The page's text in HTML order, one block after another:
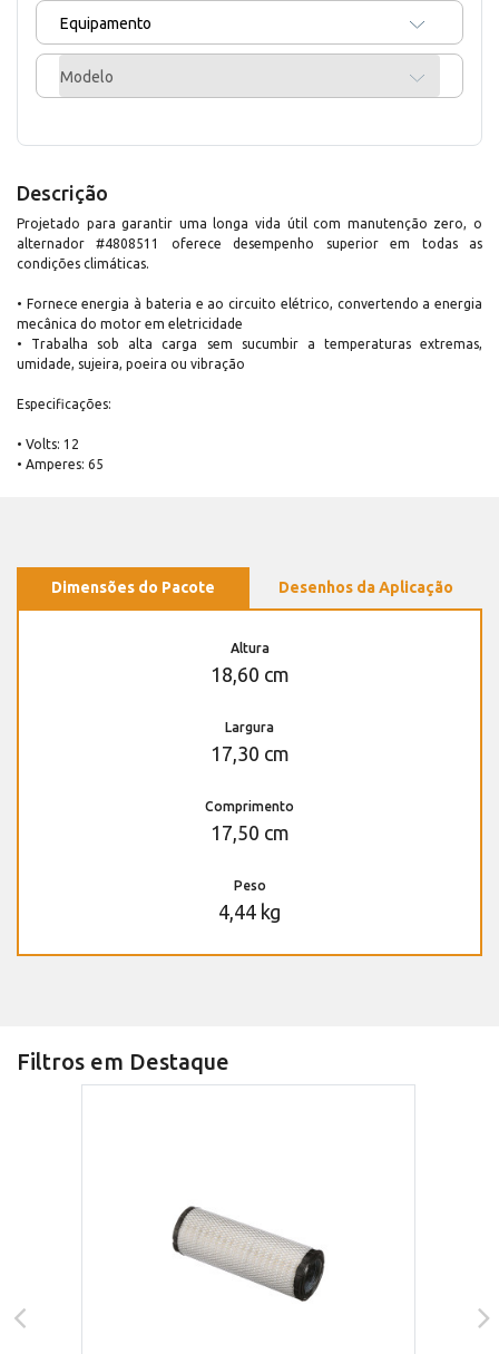
Equipamento
Modelo
Descrição
Projetado para garantir uma longa vida útil com manutenção zero, o
alternador #4808511 oferece desempenho superior em todas as
condições climáticas.
• Fornece energia à bateria e ao circuito elétrico, convertendo a energia
mecânica do motor em eletricidade
• Trabalha sob alta carga sem sucumbir a temperaturas extremas,
umidade, sujeira, poeira ou vibração
Especificações:
• Volts: 12
• Amperes: 65
Dimensões do Pacote Desenhos da Aplicação
Altura
18,60 cm
Largura
17,30 cm
Comprimento
17,50 cm
Peso
4,44 kg
Filtros em Destaque